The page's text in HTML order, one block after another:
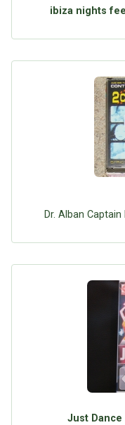
ibiza nights
Dr. Alban
Just Dance